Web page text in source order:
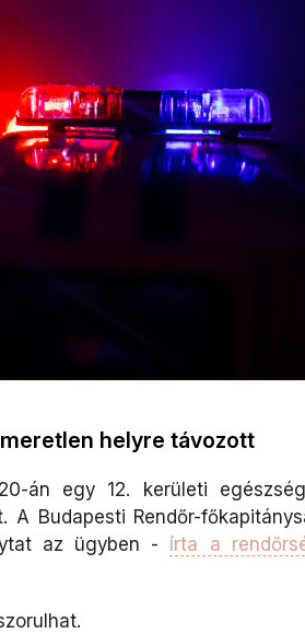
helyre távozott
án egy 12. kerületi
A Budapesti Rendőr-
az ügyben - írta a